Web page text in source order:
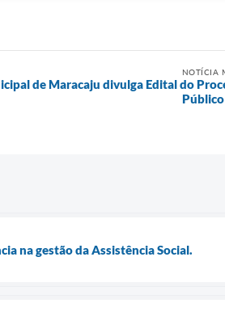
NOTÍCIA
de Maracaju divulga Edital do
na gestão da Assistência Social.